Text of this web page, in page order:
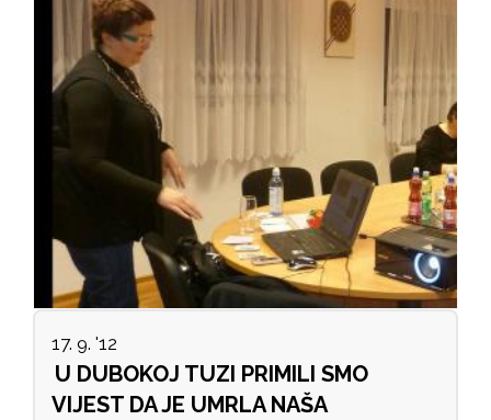
17. 9. '12
U DUBOKOJ TUZI PRIMILI SMO
VIJEST DA JE UMRLA NAŠA